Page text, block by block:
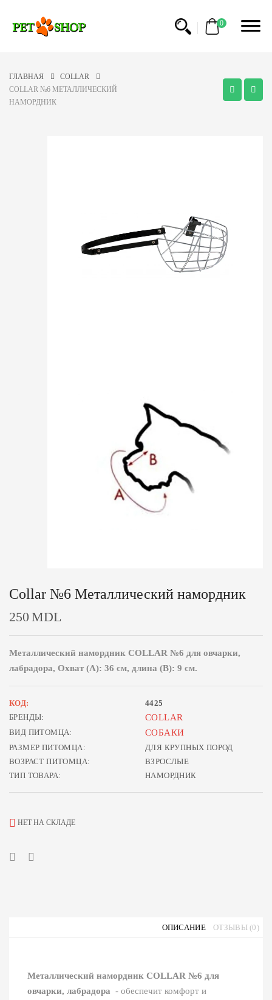
0
ГЛАВНАЯ
COLLAR
COLLAR №6 МЕТАЛЛИЧЕСКИЙ
НАМОРДНИК
Collar №6 Металлический намордник
250 MDL
Металлический намордник COLLAR №6 для овчарки,
лабрадора, Охват (A): 36 см, длина (B): 9 см.
КОД:
4425
БРЕНДЫ:
COLLAR
ВИД ПИТОМЦА: СОБАКИ
РАЗМЕР ПИТОМЦА:
ДЛЯ КРУПНЫХ ПОРОД
ВОЗРАСТ ПИТОМЦА:
ВЗРОСЛЫЕ
ТИП ТОВАРА:
НАМОРДНИК
НЕТ НА СКЛАДЕ
ОПИСАНИЕ ОТЗЫВЫ (0)
Металлический намордник COLLAR №6 для
овчарки, лабрадора - обеспечит комфорт и